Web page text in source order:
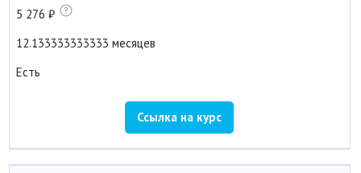
5 276
12.133333333333 месяцев
Есть
Ссылка на курс